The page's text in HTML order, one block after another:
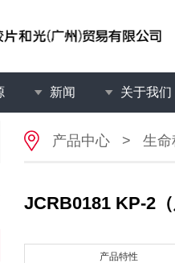
新闻 关于我们
产品中心 > 生命
JCRB0181 KP-2
产品特性